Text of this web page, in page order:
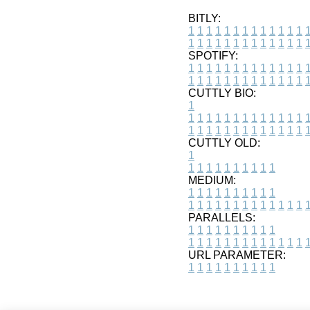
BITLY:
1 1 1 1 1 1 1 1 1 1 1 1 1 1
1 1 1 1 1 1 1 1 1 1 1 1 1 1
SPOTIFY:
1 1 1 1 1 1 1 1 1 1 1 1 1 1
1 1 1 1 1 1 1 1 1 1 1 1 1 1
CUTTLY BIO:
1
1 1 1 1 1 1 1 1 1 1 1 1 1 1
1 1 1 1 1 1 1 1 1 1 1 1 1 1
CUTTLY OLD:
1
1 1 1 1 1 1 1 1 1 1
MEDIUM:
1 1 1 1 1 1 1 1 1 1
1 1 1 1 1 1 1 1 1 1 1 1 1 1
PARALLELS:
1 1 1 1 1 1 1 1 1 1
1 1 1 1 1 1 1 1 1 1 1 1 1 1
URL PARAMETER:
1 1 1 1 1 1 1 1 1 1